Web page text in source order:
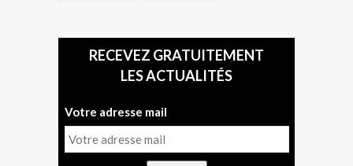
RECEVEZ GRATUITEMENT
LES ACTUALITÉS
Votre adresse mail